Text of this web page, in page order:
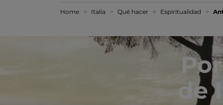
Home Italia Qué hacer Espiritualidad
de